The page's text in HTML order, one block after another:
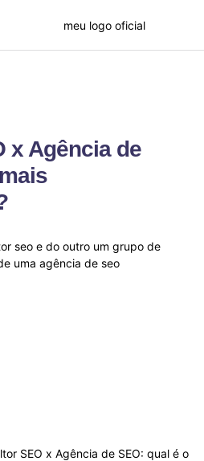
x Agência de
SEO x Agência de SEO: qual é o